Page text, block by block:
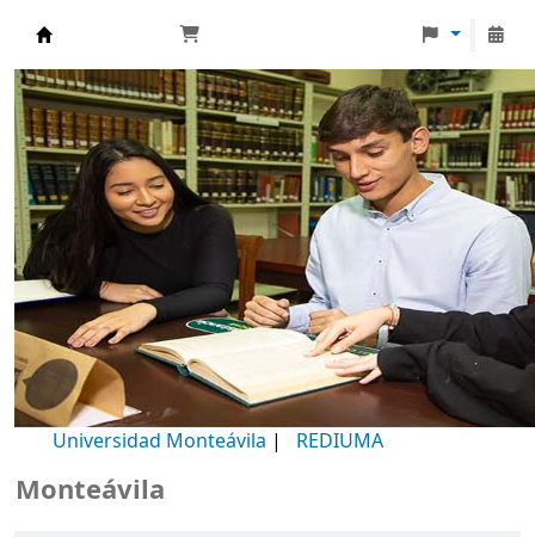
Biblioteca Universidad Monteávila
Universidad Monteávila | REDIUMA